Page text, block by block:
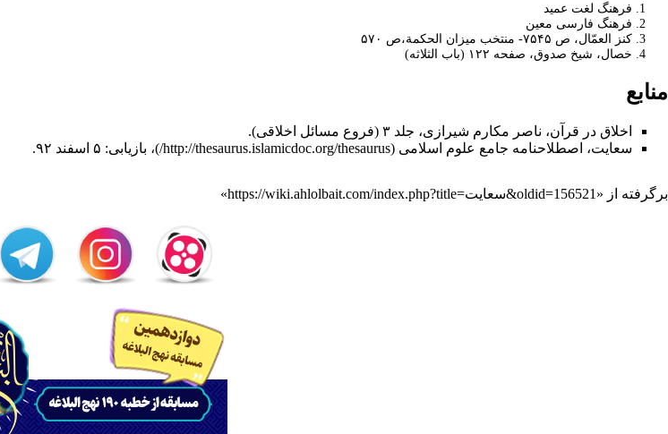
فرهنگ لغت عمید
فرهنگ فارسی معین
کنز العمّال، ص ۷۵۴۵- منتخب میزان الحکمة،ص ۵۷۰
خصال، شیخ صدوق، صفحه ۱۲۲ (باب الثلاثه)
منابع
اخلاق در قرآن، ناصر مکارم شیرازی، جلد ۳ (فروع مسائل اخلاقی).
سعایت، اصطلاحنامه جامع علوم اسلامی
، بازیابی: ۵ اسفند ۹۲.
برگرفته از « https://wiki.ahlolbait.com/index.php?title=سعایت&oldid=156521 »